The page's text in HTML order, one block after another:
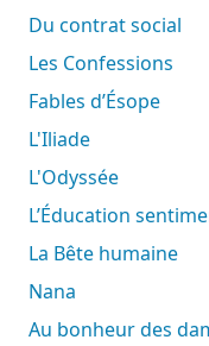
Du contrat social
Les Confessions
Fables d’Ésope
L'Iliade
L'Odyssée
L’Éducation
La Bête humaine
Nana
Au bonheur des